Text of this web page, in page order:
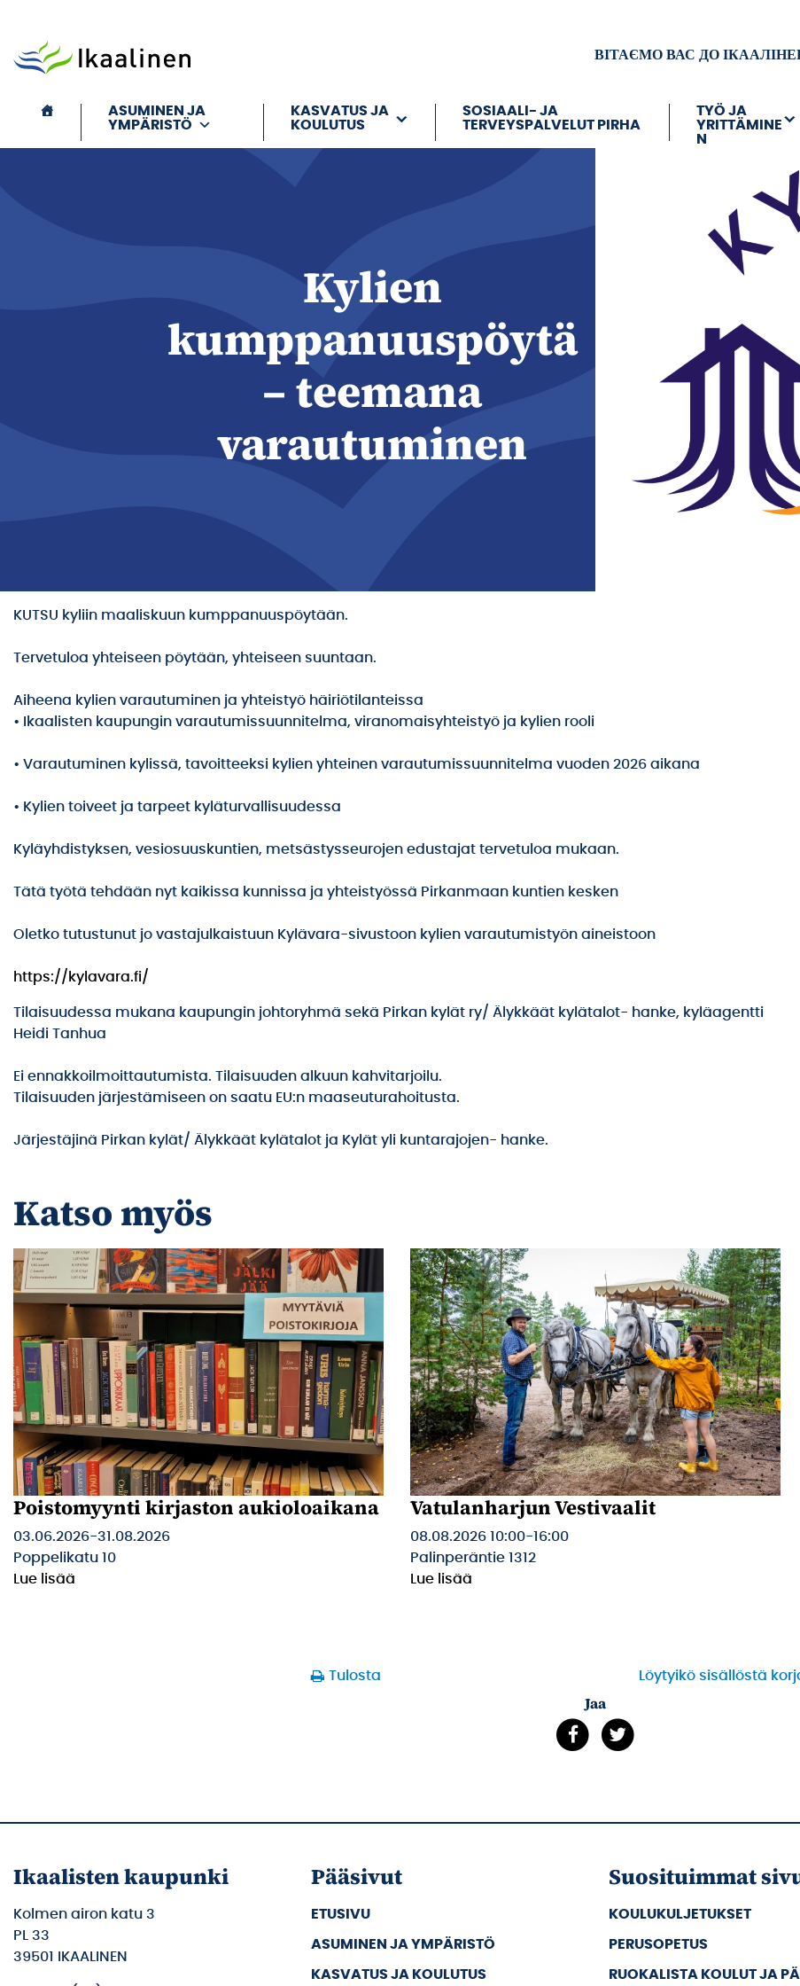
ВІТАЄМО ВАС ДО
ASUMINEN JA
YMPÄRISTÖ
KASVATUS JA
KOULUTUS
SOSIAALI- JA
TERVEYSPALVELUT PIRHA
TYÖ JA
YRITTÄMINE
N
Kylien
kumppanuuspöytä
– teemana
varautuminen
KUTSU kyliin maaliskuun kumppanuuspöytään.
Tervetuloa yhteiseen pöytään, yhteiseen suuntaan.
Aiheena kylien varautuminen ja yhteistyö häiriötilanteissa
• Ikaalisten kaupungin varautumissuunnitelma, viranomaisyhteistyö ja kylien rooli
• Varautuminen kylissä, tavoitteeksi kylien yhteinen varautumissuunnitelma vuoden 2026 aikana
• Kylien toiveet ja tarpeet kyläturvallisuudessa
Kyläyhdistyksen, vesiosuuskuntien, metsästysseurojen edustajat tervetuloa mukaan.
Tätä työtä tehdään nyt kaikissa kunnissa ja yhteistyössä Pirkanmaan kuntien kesken
Oletko tutustunut jo vastajulkaistuun Kylävara-sivustoon kylien varautumistyön aineistoon
https://kylavara.fi/
Tilaisuudessa mukana kaupungin johtoryhmä sekä Pirkan kylät ry/ Älykkäät kylätalot- hanke, kyläagentti
Heidi Tanhua
Ei ennakkoilmoittautumista. Tilaisuuden alkuun kahvitarjoilu.
Tilaisuuden järjestämiseen on saatu EU:n maaseuturahoitusta.
Järjestäjinä Pirkan kylät/ Älykkäät kylätalot ja Kylät yli kuntarajojen- hanke.
Katso myös
Poistomyynti kirjaston aukioloaikana
03.06.2026-31.08.2026
Poppelikatu 10
Lue lisää
Vatulanharjun Vestivaalit
08.08.2026 10:00-16:00
Palinperäntie 1312
Lue lisää
Tulosta Löytyikö sisällöstä
Jaa
Ikaalisten kaupunki
Kolmen airon katu 3
PL 33
39501 IKAALINEN
Pääsivut
ETUSIVU
ASUMINEN JA YMPÄRISTÖ
KASVATUS JA KOULUTUS
Suosituimmat
KOULUKULJETUKSET
PERUSOPETUS
RUOKALISTA KOULUT JA